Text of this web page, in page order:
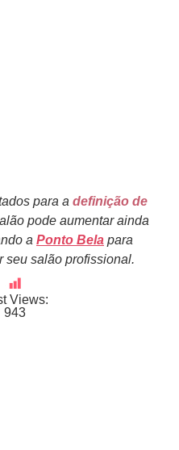
para a definição de
pode aumentar ainda
a Ponto Bela para
seu salão profissional.
Views:
943